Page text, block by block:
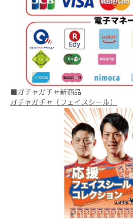
■ガチャガチャ新商品
ガチャガチャ（フェイスシール）